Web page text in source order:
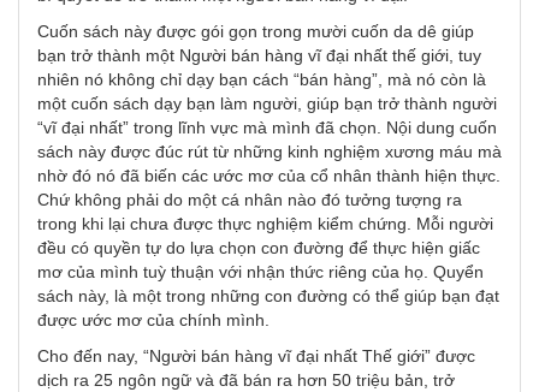
Cuốn sách này được gói gọn trong mười cuốn da dê giúp
bạn trở thành một Người bán hàng vĩ đại nhất thế giới, tuy
nhiên nó không chỉ dạy bạn cách “bán hàng”, mà nó còn là
một cuốn sách dạy bạn làm người, giúp bạn trở thành người
“vĩ đại nhất” trong lĩnh vực mà mình đã chọn. Nội dung cuốn
sách này được đúc rút từ những kinh nghiệm xương máu mà
nhờ đó nó đã biến các ước mơ của cổ nhân thành hiện thực.
Chứ không phải do một cá nhân nào đó tưởng tượng ra
trong khi lại chưa được thực nghiệm kiểm chứng. Mỗi người
đều có quyền tự do lựa chọn con đường để thực hiện giấc
mơ của mình tuỳ thuận với nhận thức riêng của họ. Quyển
sách này, là một trong những con đường có thể giúp bạn đạt
được ước mơ của chính mình.
Cho đến nay, “Người bán hàng vĩ đại nhất Thế giới” được
dịch ra 25 ngôn ngữ và đã bán ra hơn 50 triệu bản, trở